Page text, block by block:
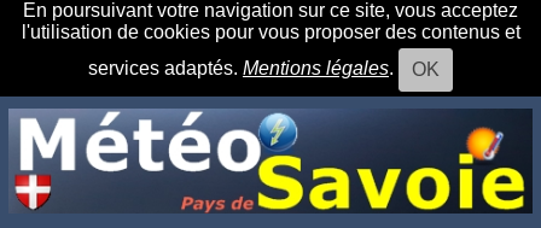
En poursuivant votre navigation sur ce site, vous acceptez
l'utilisation de cookies pour vous proposer des contenus et
services adaptés. Mentions légales. OK